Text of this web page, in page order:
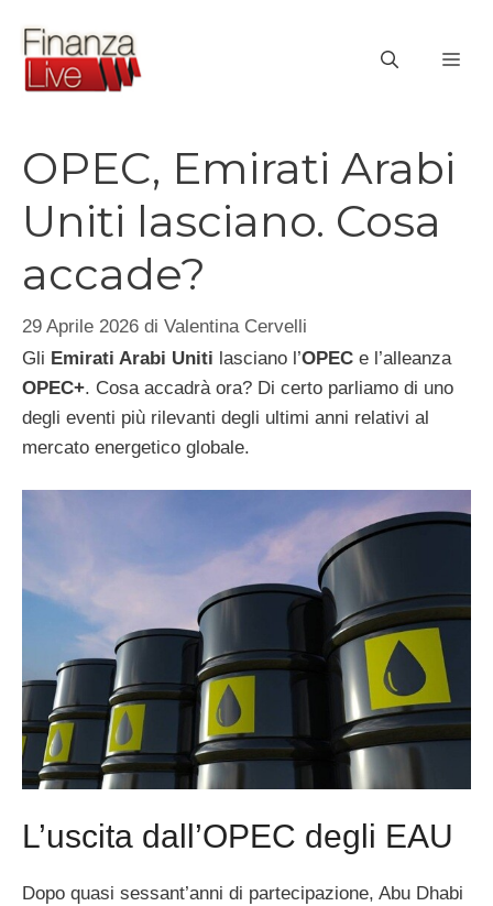
contenuto
OPEC, Emirati Arabi
Uniti lasciano. Cosa
accade?
29 Aprile 2026 di Valentina Cervelli
Gli Emirati Arabi Uniti lasciano l’OPEC e l’alleanza
OPEC+. Cosa accadrà ora? Di certo parliamo di uno
degli eventi più rilevanti degli ultimi anni relativi al
mercato energetico globale.
L’uscita dall’OPEC degli EAU
Dopo quasi sessant’anni di partecipazione, Abu Dhabi